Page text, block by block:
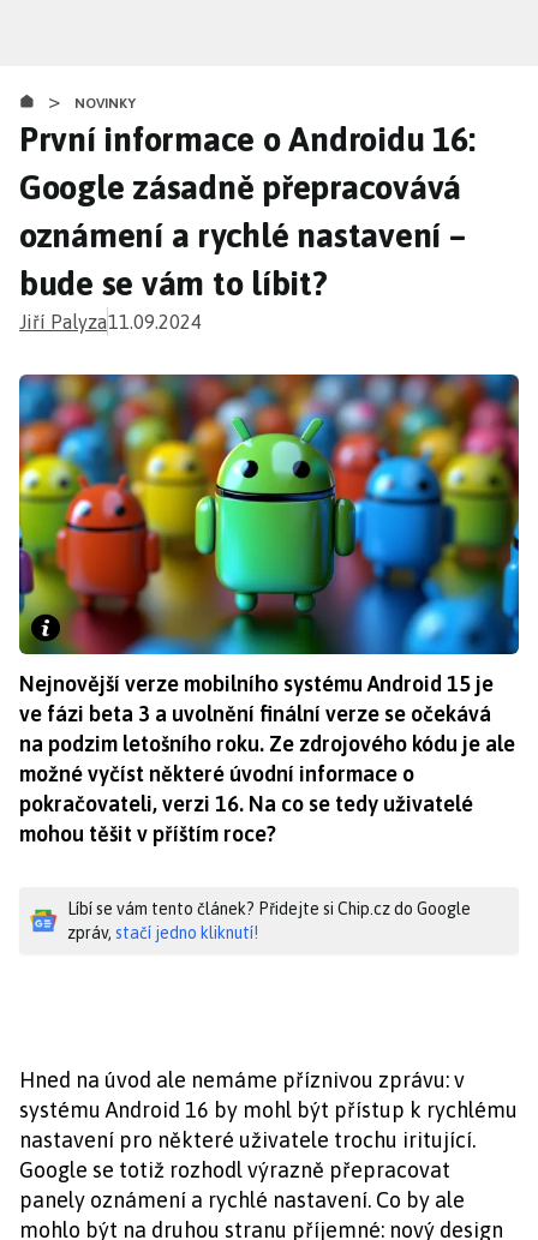
obsahu
> NOVINKY
První informace o Androidu 16:
Google zásadně přepracovává
oznámení a rychlé nastavení –
bude se vám to líbit?
Jiří Palyza11.09.2024
Nejnovější verze mobilního systému Android 15 je
ve fázi beta 3 a uvolnění finální verze se očekává
na podzim letošního roku. Ze zdrojového kódu je ale
možné vyčíst některé úvodní informace o
pokračovateli, verzi 16. Na co se tedy uživatelé
mohou těšit v příštím roce?
Líbí se vám tento článek? Přidejte si Chip.cz do Google
zpráv, stačí jedno kliknutí!
Hned na úvod ale nemáme příznivou zprávu: v
systému Android 16 by mohl být přístup k rychlému
nastavení pro některé uživatele trochu iritující.
Google se totiž rozhodl výrazně přepracovat
panely oznámení a rychlé nastavení. Co by ale
mohlo být na druhou stranu příjemné: nový design